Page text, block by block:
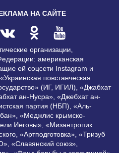
НА САЙТЕ
организации,
американская
ей соцсети Instagram и
повстанческая
(ИГ, ИГИЛ), «Джабхат
ан-Нусра», «Джебхат ан-
партия (НБП), «Аль-
«Меджлис крымско-
Иеговы», «Мизантропик
«Артподготовка», «Тризуб
«Славянский союз»,